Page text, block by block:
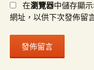
在瀏覽器中儲存顯
網址，以供下次發佈留